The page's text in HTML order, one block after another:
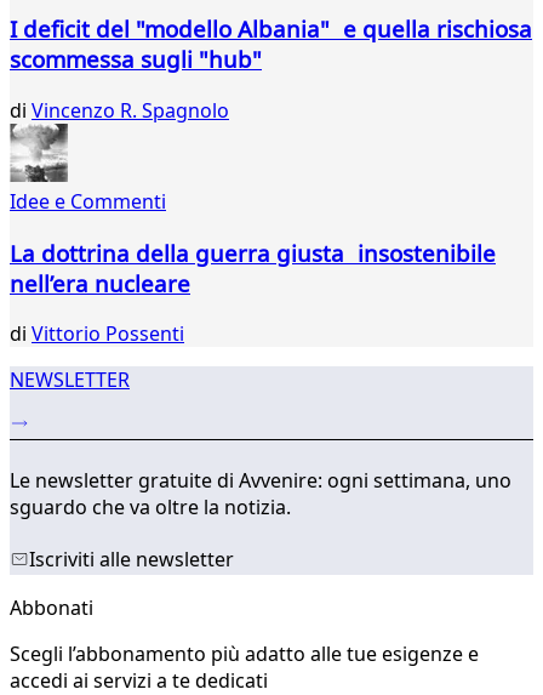
I deficit del "modello Albania" e quella rischiosa
scommessa sugli "hub"
di Vincenzo R. Spagnolo
Idee e Commenti
La dottrina della guerra giusta insostenibile
nell’era nucleare
di Vittorio Possenti
NEWSLETTER
Le newsletter gratuite di Avvenire: ogni settimana, uno
sguardo che va oltre la notizia.
Iscriviti alle newsletter
Abbonati
Scegli l’abbonamento più adatto alle tue esigenze e
accedi ai servizi a te dedicati